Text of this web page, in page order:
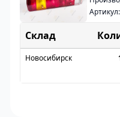
Артикул:
Склад
Новосибирск